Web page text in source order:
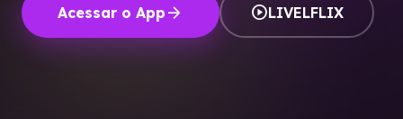
Acessar o App arrow_forward play_circleLIVELFLIX